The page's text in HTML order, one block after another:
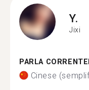
Y.
Jixi
PARLA
Cinese